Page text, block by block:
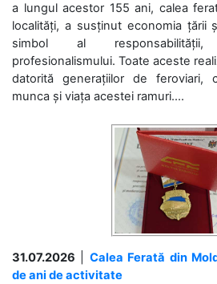
a lungul acestor 155 ani, calea
localități, a susținut economia țării
simbol al
profesionalismului. Toate aceste
datorită generațiilor de feroviari,
munca și viața acestei ramuri....
31.07.2026
Calea Ferată din
de ani de activitate